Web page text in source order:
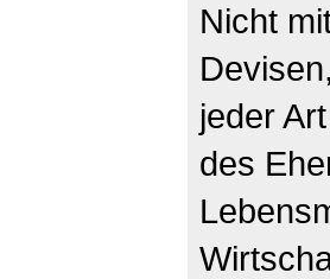
Nicht
jeder
des